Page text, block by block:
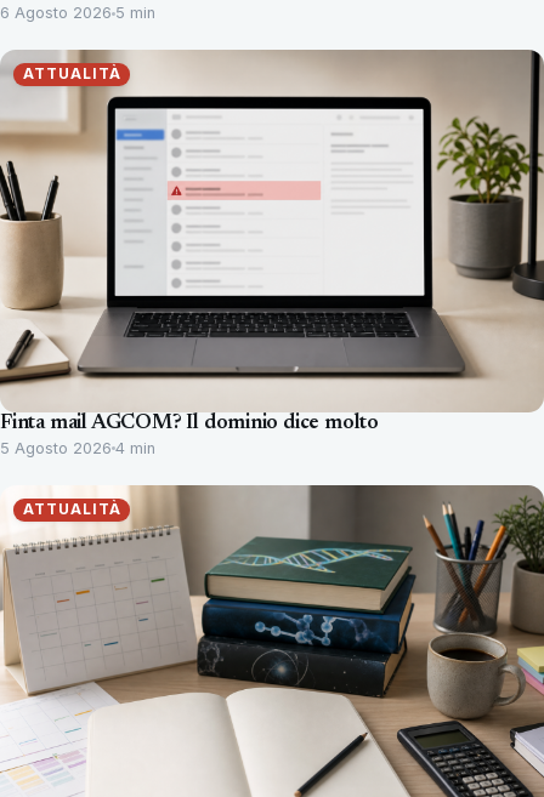
6 Agosto 2026 5 min
ATTUALITÀ
Finta mail AGCOM? Il dominio dice molto
5 Agosto 2026 4 min
ATTUALITÀ